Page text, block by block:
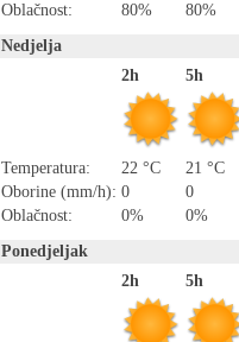
Oblačnost:
80%
80%
Nedjelja
2h
Temperatura:
22 °C
Oborine (mm/h): 0
Oblačnost:
0%
5h
21 °C
0
0%
Ponedjeljak
2h
5h